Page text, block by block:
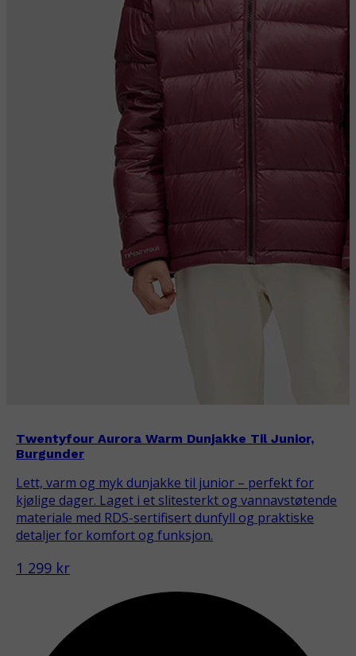
Twentyfour Aurora Warm Dunjakke Til Junior,
Burgunder
Lett, varm og myk dunjakke til junior – perfekt for
kjølige dager. Laget i et slitesterkt og vannavstøtende
materiale med RDS-sertifisert dunfyll og praktiske
detaljer for komfort og funksjon.
1 299 kr